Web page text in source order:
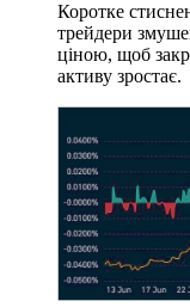
Коротке
трейдери
ціною, щоб
активу зростає.